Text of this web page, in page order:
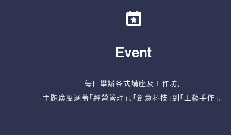
Event
每日舉辦各式講座及工作坊，
主題廣度涵蓋「經營管理」、「創意科技」到「工藝手作」。